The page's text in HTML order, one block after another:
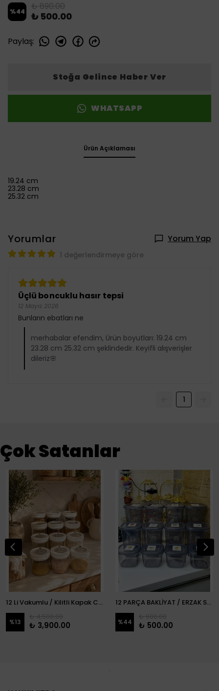
%44 ₺ 890.00
₺ 500.00
Paylaş:
Stoğa Gelince Haber Ver
WHATSAPP
Ürün Açıklaması
19.24 cm
23.28 cm
25.32 cm
Yorumlar Yorum Yap
1 değerlendirmeye göre
Üçlü boncuklu hasır tepsi
12 Mayıs 2026
Bunların ebatları ne
merhabalar efendim, Ürün boyutları: 19.24 cm
23.28 cm 25.32 cm şeklindedir. Keyifli alışverişler
dileriz🌸
1
Çok Satanlar
12 Li Vakumlu / Kilitli Kapak Cam Erzak Kabı / Kavanoz
%13 ₺ 3,900.00
12 PARÇA BAKLİYAT / ERZAK SETİ
%44 ₺ 500.00